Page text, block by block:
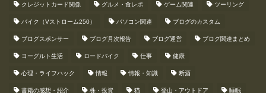
クレジットカード関係 グルメ・食レポ ゲーム関連 ツーリング
バイク（Vストローム250） パソコン関連 ブログのカスタム
ブログスポンサー ブログ月次報告 ブログ運営 ブログ関連まとめ
ヨーグルト生活 ロードバイク 仕事 健康
心理・ライフハック 情報 情報・知識 断酒
書籍の感想・紹介 株・投資 猫 登山・アウトドア 睡眠